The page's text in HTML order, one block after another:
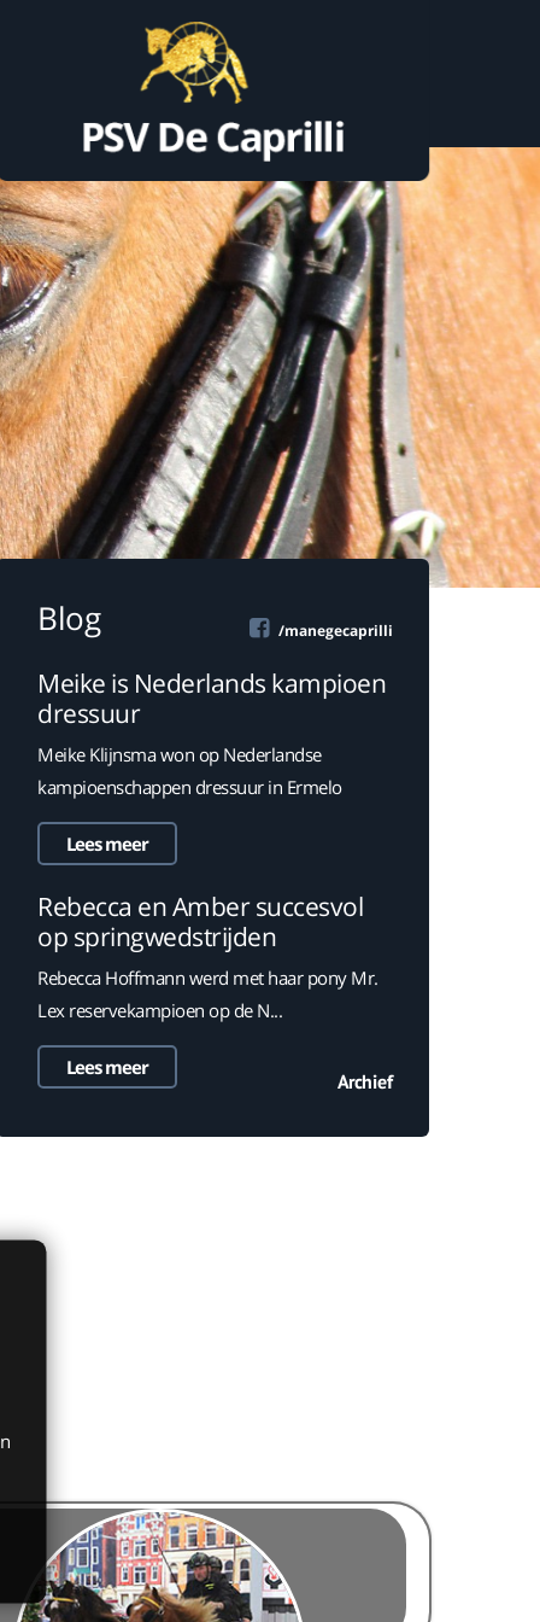
Blog /manegecaprilli
Meike is Nederlands kampioen
dressuur
Meike Klijnsma won op Nederlandse
kampioenschappen dressuur in Ermelo
Lees meer
Rebecca en Amber succesvol
op springwedstrijden
Rebecca Hoffmann werd met haar pony Mr.
Lex reservekampioen op de N...
Lees meer
Archief